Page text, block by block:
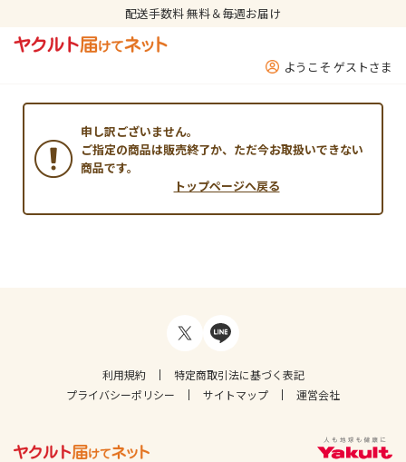
配送手数料 無料＆毎週お届け
ようこそ ゲストさま
申し訳ございません。
ご指定の商品は販売終了か、ただ今お取扱いできない
商品です。
トップページへ戻る
利用規約
特定商取引法に基づく表記
プライバシーポリシー
サイトマップ 運営会社